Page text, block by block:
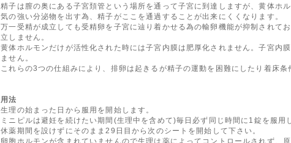
精子は膣の奥にある子宮頚管という場所を通って子宮に到達しますが、黄体ホ
気の強い分泌物を出す為、精子がここを通過することが出来にくくなります。
万一受精が成立しても受精卵を子宮に辿り着かせる為の輸卵機能が抑制されて
立しません。
黄体ホルモンだけが活性化された時には子宮内膜は肥厚化されません。子宮内
ません。
これらの3つの仕組みにより、排卵は起きるが精子の運動を困難にしたり着床条
用法
生理の始まった日から服用を開始します。
ミニピルは避妊を続けたい期間(生理中を含めて)毎日必ず同じ時間に1錠を服用
休薬期間を設けずにそのまま29日目から次のシートを開始して下さい。
卵胞ホルモンが含まれていませんので生理は薬によってコントロールされず、原